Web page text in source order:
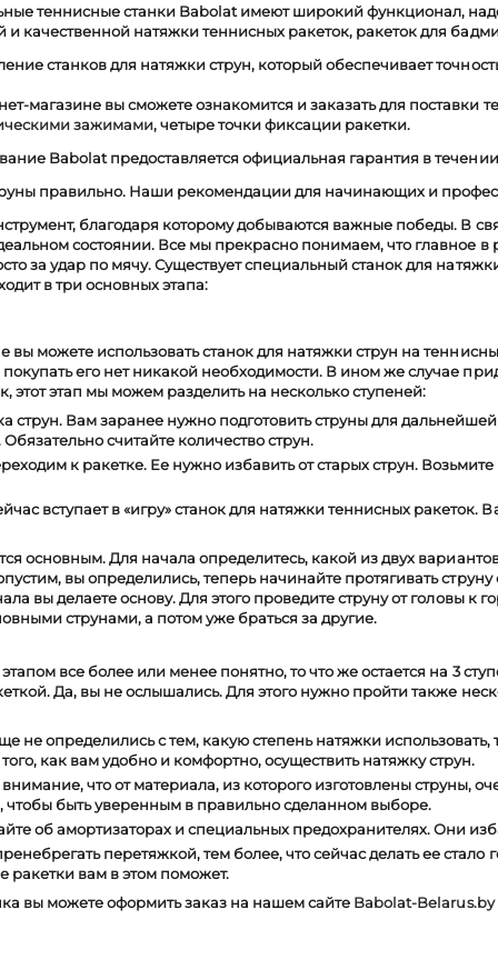
теннисные станки Babolat имеют широкий функционал,
и качественной натяжки теннисных ракеток, ракеток для
станков для натяжки струн, который обеспечивает
магазине вы сможете ознакомится и заказать для поставки
зажимами, четыре точки фиксации ракетки.
Babolat предоставляется официальная гарантия в
правильно. Наши рекомендации для начинающих и
благодаря которому добываются важные победы. В
состоянии. Все мы прекрасно понимаем, что главное в
за удар по мячу. Существует специальный станок для
в три основных этапа:
вы можете использоватьстанок для натяжки струн на
его нет никакой необходимости. В ином же случае
этот этап мы можем разделить на несколько ступеней:
струн. Вам заранее нужно подготовить струны для
считайте количество струн.
к ракетке. Ее нужно избавить от старых струн.
вступает в «игру» станок для натяжки теннисных
основным. Для начала определитесь, какой из двух
вы определились, теперь начинайте протягивать
вы делаете основу. Для этого проведите струну от головы к
струнами, а потом уже браться за другие.
все более или менее понятно, то что же остается на 3
Да, вы не ослышались. Для этого нужно пройти также
не определились с тем, какую степень натяжки
как вам удобно и комфортно, осуществить натяжку струн.
что от материала, из которого изготовлены струны,
чтобы быть уверенным в правильно сделанном выборе.
об амортизаторах и специальных предохранителях. Они
перетяжкой, тем более, что сейчас делать ее
ракетки вам в этом поможет.
вы можете оформить заказ на нашем сайте Babolat-Belarus.by